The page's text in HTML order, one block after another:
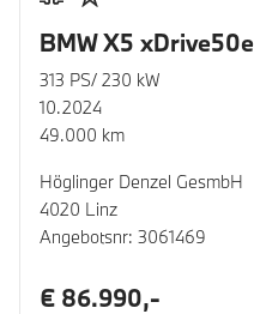
BMW X5 xDrive50e
313 PS/ 230 kW
10.2024
49.000 km
Höglinger Denzel GesmbH
4020 Linz
Angebotsnr: 3061469
€ 86.990,-